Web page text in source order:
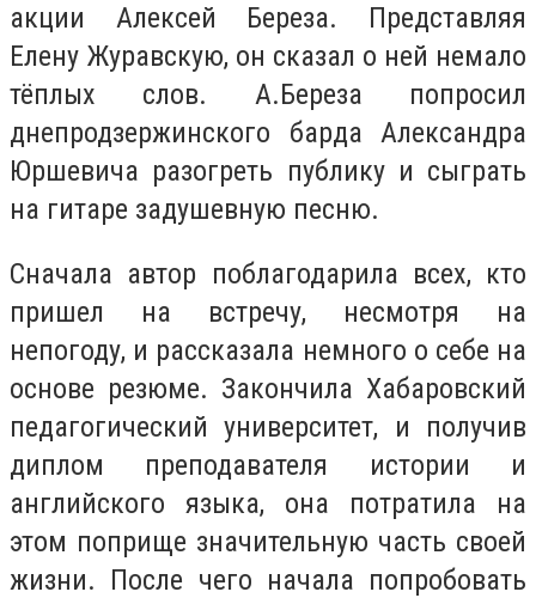
акции Алексей Береза. Представляя
Елену Журавскую, он сказал о ней немало
тёплых слов. А.Береза попросил
днепродзержинского барда Александра
Юршевича разогреть публику и сыграть
на гитаре задушевную песню.
Сначала автор поблагодарила всех, кто
пришел на встречу, несмотря на
непогоду, и рассказала немного о себе на
основе резюме. Закончила Хабаровский
педагогический университет, и получив
диплом преподавателя истории и
английского языка, она потратила на
этом поприще значительную часть своей
жизни. После чего начала попробовать